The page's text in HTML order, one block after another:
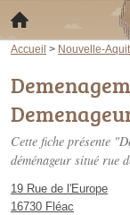
Accueil > Nouvelle-
Cette fiche présente
déménageur situé rue
19 Rue de l'Europe
16730 Fléac